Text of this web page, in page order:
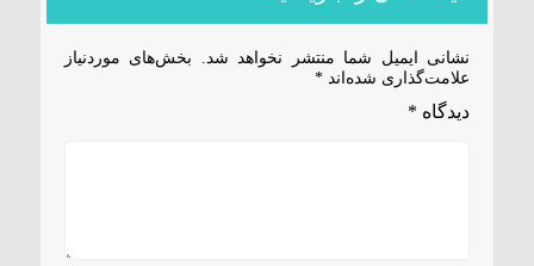
نشانی ایمیل شما منتشر نخواهد شد.
بخش‌های موردنیاز
علامت‌گذاری شده‌اند *
دیدگاه *